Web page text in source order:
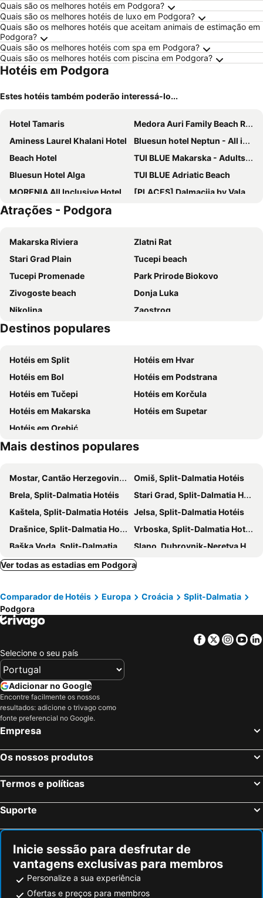
Quais são os melhores hotéis em Podgora?
Quais são os melhores hotéis de luxo em Podgora?
Quais são os melhores hotéis que aceitam animais de estimação em
Podgora?
Quais são os melhores hotéis com spa em Podgora?
Quais são os melhores hotéis com piscina em Podgora?
Hotéis em Podgora
Estes hotéis também poderão interessá-lo...
Hotel Tamaris
Medora Auri Family Beach Resort
Aminess Laurel Khalani Hotel
Bluesun hotel Neptun - All inclusive
Beach Hotel
TUI BLUE Makarska - Adults Only
Bluesun Hotel Alga
TUI BLUE Adriatic Beach
MORENIA All Inclusive Hotel
[PLACES] Dalmacija by Valamar
Bluesun Hotel Soline
Bluesun Holiday Village Afrodita
Valamar Meteor Hotel
Sunny Makarska by Valamar
Hotel Horizont
Bluesun hotel Berulia
Medora Orbis Mobile Homes & Glamping
Heritage Hotel Porin
Aparthotel Miramare
Hotel Rosina
Villa Andrea
Hotel Laurentum
Villa Palloma
Hotel Timun
Bluesun Mala Berulia
TUI BLUE Adriatic Beach - Adults Only - All Inclusive
Hotel Villa Marija
Tatijana Holiday Apartments
Hotel Park Makarska
Biokovka
Bonaca
Romana Beach Resort
Villa Ivano
Hotel Ivando
Hotel Alem
Aparthotel Milenij
Boutique Hotel Noemia
Hotel Villa Bacchus
Atrações - Podgora
Makarska Riviera
Zlatni Rat
Stari Grad Plain
Tucepi beach
Tucepi Promenade
Park Prirode Biokovo
Zivogoste beach
Donja Luka
Nikolina
Zaostrog
Orebic beach
The Moreska Sword Dance
Port Korčula
Destinos populares
Hotéis em Split
Hotéis em Hvar
Hotéis em Bol
Hotéis em Podstrana
Hotéis em Tučepi
Hotéis em Korčula
Hotéis em Makarska
Hotéis em Supetar
Hotéis em Orebić
Mais destinos populares
Mostar, Cantão Herzegovina-Neretva Hotéis
Omiš, Split-Dalmatia Hotéis
Brela, Split-Dalmatia Hotéis
Stari Grad, Split-Dalmatia Hotéis
Kaštela, Split-Dalmatia Hotéis Jelsa, Split-Dalmatia Hotéis
Drašnice, Split-Dalmatia Hotéis
Vrboska, Split-Dalmatia Hotéis
Baška Voda, Split-Dalmatia Hotéis
Slano, Dubrovnik-Neretva Hotéis
Neum, Cantão Herzegovina-Neretva Hotéis
Rogoznica, Sibenik-Knin Hotéis
Gradac, Split-Dalmatia Hotéis
Lumbarda, Dubrovnik-Neretva Hotéis
Milna, Split-Dalmatia Hotéis
Krilo, Split-Dalmatia Hotéis
Mljet, Dubrovnik-Neretva Hotéis
Split, Split-Dalmatia Hotéis
Šibenik, Sibenik-Knin Hotéis
Hvar, Split-Dalmatia Hotéis
Podstrana, Split-Dalmatia Hotéis
Korčula, Dubrovnik-Neretva Hotéis
Supetar, Split-Dalmatia Hotéis
Zagreb, Zagreb Hotéis
Nin, Zadar Hotéis
Poreč, Istria Hotéis
Ver todas as estadias em Podgora
Comparador de Hotéis Europa Croácia
Split-Dalmatia
Podgora
Facebook
Twitter
Selecione o seu país
Adicionar no Google
Encontre facilmente os nossos
resultados: adicione o trivago como
fonte preferencial no Google.
Empresa
Os nossos produtos
Termos e políticas
Suporte
Inicie sessão para desfrutar de
vantagens exclusivas para membros
Personalize a sua experiência
Ofertas e preços para membros